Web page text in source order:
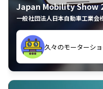
Japan Mobility Show
一般社団法人日本自動車工業会
夢中で推しモビを
してしまった
久々のモーターシ